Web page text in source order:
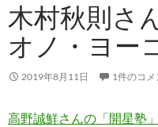
木村秋則さ
オノ・ヨー
2019年8月11日 1件のコメ
高野誠鮮さんの「開星塾